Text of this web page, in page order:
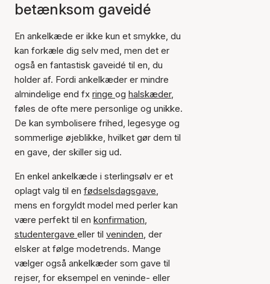
betænksom gaveidé
En ankelkæde er ikke kun et smykke, du
kan forkæle dig selv med, men det er
også en fantastisk gaveidé til en, du
holder af. Fordi ankelkæder er mindre
almindelige end fx ringe og halskæder,
føles de ofte mere personlige og unikke.
De kan symbolisere frihed, legesyge og
sommerlige øjeblikke, hvilket gør dem til
en gave, der skiller sig ud.
En enkel ankelkæde i sterlingsølv er et
oplagt valg til en fødselsdagsgave,
mens en forgyldt model med perler kan
være perfekt til en konfirmation,
studentergave eller til veninden, der
elsker at følge modetrends. Mange
vælger også ankelkæder som gave til
rejser, for eksempel en veninde- eller